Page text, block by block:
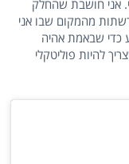
אני חושבת שהחלק
מהמקום שבו אני
כדי שבאמת אהיה
להיות פוליטקלי